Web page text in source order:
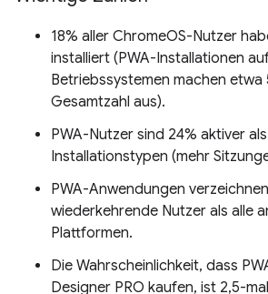
18% aller ChromeOS-Nutzer
installiert (PWA-Installationen
Betriebssystemen machen etwa
Gesamtzahl aus).
PWA-Nutzer sind 24% aktiver
Installationstypen (mehr
PWA-Anwendungen
wiederkehrende Nutzer als alle
Plattformen.
Die Wahrscheinlichkeit, dass
Designer PRO kaufen, ist 2,5-